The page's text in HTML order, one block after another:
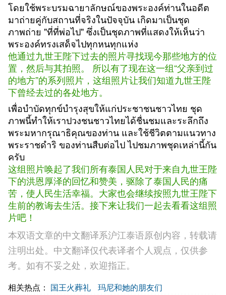
โดยใช้พระบรมฉายาลักษณ์ของพระองค์ท่านในอดีต
มาถ่ายคู่กับสถานที่จริงในปัจจุบัน เกิดมาเป็นชุด
ภาพถ่าย "ที่ที่พ่อไป" ซึ่งเป็นชุดภาพที่แสดงให้เห็นว่า
พระองค์ทรงเสด็จไปทุกหนทุกแห่ง
他通过九世王陛下过去的照片寻找现今那些地方的位
置，然后与其拍照。 所以有了现在这一组“父亲到过
的地方”的系列照片，这组照片让我们知道九世王陛
下曾经去过的各处地方。
เพื่อบำบัดทุกข์บำรุงสุขให้แก่ประชาชนชาวไทย ชุด
ภาพนี้ทำให้เราปวงชนชาวไทยได้ชื่นชมและระลึกถึง
พระมหากรุณาธิคุณของท่าน และใช้ชีวิตตามแนวทาง
พระราชดำริ ของท่านสืบต่อไป ไปชมภาพชุดเหล่านี้กัน
ครับ
这组照片唤起了我们所有泰国人民对于来自九世王陛
下的洪恩厚泽的回忆和赞美，驱除了泰国人民的痛
苦，使人民生活幸福。大家也会继续按照九世王陛下
生前的教诲去生活。接下来让我们一起去看看这组照
片吧！
本双语文章的中文翻译系沪江泰语原创内容，转载请
注明出处。中文翻译仅代表译者个人观点，仅供参
考。如有不妥之处，欢迎指正。
相关热点： 国王火葬礼 玛尼和她的朋友们